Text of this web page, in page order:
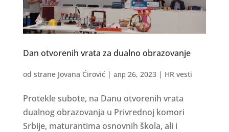
Dan otvorenih vrata za dualno obrazovanje
od strane Jovana Ćirović| апр 26, 2023| HR vesti
Protekle subote, na Danu otvorenih vrata
dualnog obrazovanja u Privrednoj komori
Srbije, maturantima osnovnih škola, ali i